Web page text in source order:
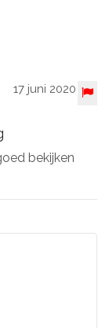
17 juni 2020
bekijken